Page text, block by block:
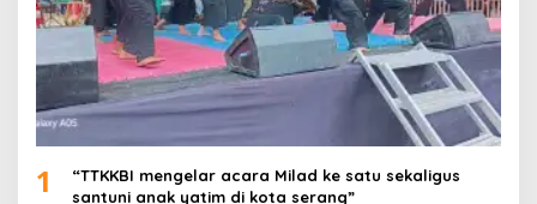
1
“TTKKBI mengelar acara Milad ke satu sekaligus
santuni anak yatim di kota serang”